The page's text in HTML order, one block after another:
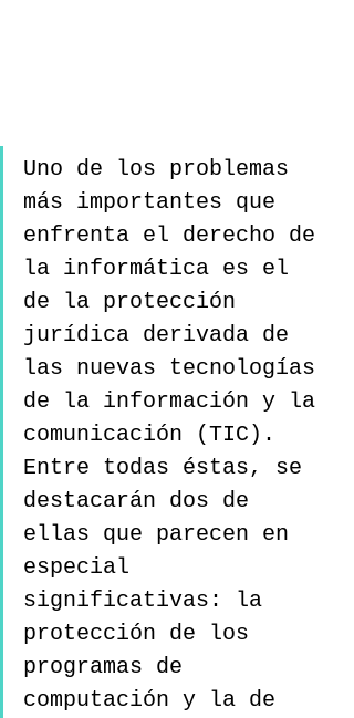
Uno de los problemas
más importantes que
enfrenta el derecho de
la informática es el
de la protección
jurídica derivada de
las nuevas tecnologías
de la información y la
comunicación (TIC).
Entre todas éstas, se
destacarán dos de
ellas que parecen en
especial
significativas: la
protección de los
programas de
computación y la de